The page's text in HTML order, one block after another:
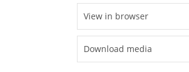
View in browser
Download media